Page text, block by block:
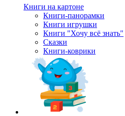
Книги на картоне
Книги-панорамки
Книги игрушки
Книги "Хочу всё знать"
Сказки
Книги-коврики